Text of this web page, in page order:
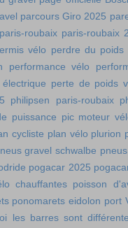
parcours Giro 2025
paris-roubaix paris-roubaix
vélo perdre du poids
performance vélo
perte de poids
philipsen paris-roubaix
puissance pic moteur
cycliste plan vélo plurion
gravel schwalbe
pogacar 2025
chauffantes poisson
ponomarets eidolon port
les barres sont